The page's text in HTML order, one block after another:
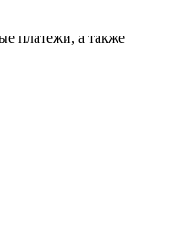
платежи, а также